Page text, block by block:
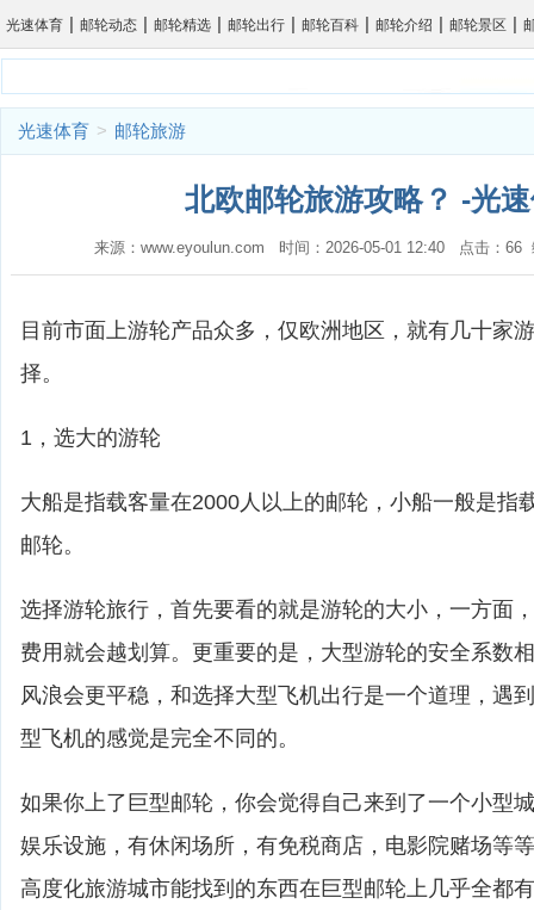
光速体育 | 邮轮动态 | 邮轮精选 | 邮轮出行 | 邮轮百科 | 邮轮介绍 | 邮轮景区 |
光速体育 > 邮轮旅游
北欧邮轮旅游攻略？ -光
来源：www.eyoulun.com 时间：2026-05-01 12:40 点击：
目前市面上游轮产品众多，仅欧洲地区，就有几十家
择。
1，选大的游轮
大船是指载客量在2000人以上的邮轮，小船一般是指
邮轮。
选择游轮旅行，首先要看的就是游轮的大小，一方面
费用就会越划算。更重要的是，大型游轮的安全系数
风浪会更平稳，和选择大型飞机出行是一个道理，遇
型飞机的感觉是完全不同的。
如果你上了巨型邮轮，你会觉得自己来到了一个小型
娱乐设施，有休闲场所，有免税商店，电影院赌场等
高度化旅游城市能找到的东西在巨型邮轮上几乎全都